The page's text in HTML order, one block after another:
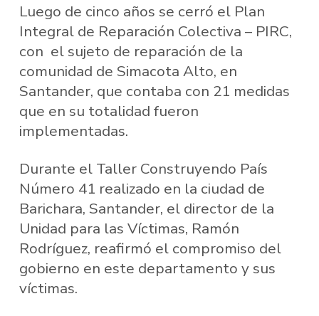
Luego de cinco años se cerró el Plan
Integral de Reparación Colectiva – PIRC,
con el sujeto de reparación de la
comunidad de Simacota Alto, en
Santander, que contaba con 21 medidas
que en su totalidad fueron
implementadas.
Durante el Taller Construyendo País
Número 41 realizado en la ciudad de
Barichara, Santander, el director de la
Unidad para las Víctimas, Ramón
Rodríguez, reafirmó el compromiso del
gobierno en este departamento y sus
víctimas.